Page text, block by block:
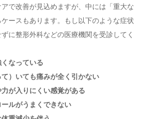
で改善が見込めますが、中には「重大な
ースもあります。もし以下のような症状
に整形外科などの医療機関を受診してく
なっている
）いても痛みが全く引かない
が入りにくい感覚がある
ルがうまくできない
柔軟性の不足
レス
！腰痛を和らげる4つのセルフケア
を意識する
ら温める
のストレッチ